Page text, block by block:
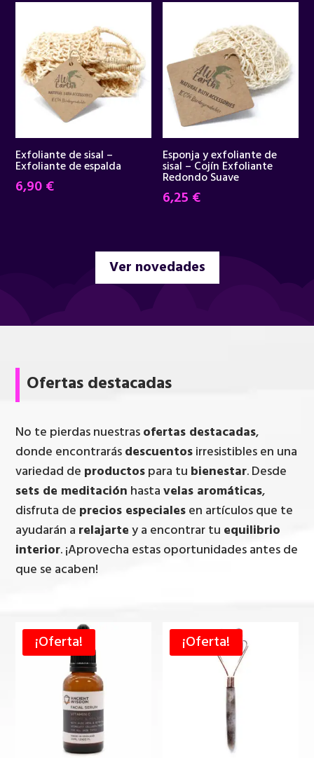
34,95 €.29,90 €.
Exfoliante de sisal –
Exfoliante de espalda
6,90€
Esponja y exfoliante de
sisal – Cojín Exfoliante
Redondo Suave
6,25 €
Ver novedades
Ofertas destacadas
No te pierdas nuestrasofertas destacadas,
donde encontrarásdescuentosirresistibles en una
variedad de productospara tu bienestar. Desde
sets de meditación hastavelas aromáticas,
disfruta de precios especialesen artículos que te
ayudarán a relajartey a encontrar tu equilibrio
interior. ¡Aprovecha estas oportunidades antes de
que se acaben!
¡Oferta! ¡Oferta!